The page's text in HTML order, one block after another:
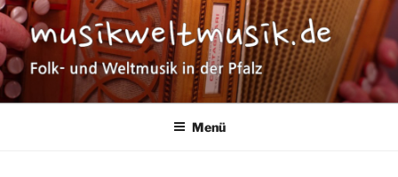
Zum
Inhalt
springen
MUSIKWELTMUSIK
Folk- und Weltmusik in der Pfalz
Menü